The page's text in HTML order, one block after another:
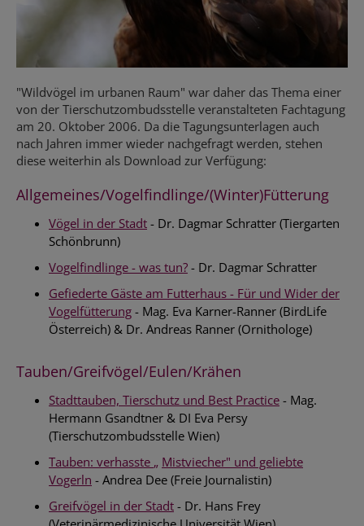
"Wildvögel im urbanen Raum" war daher das Thema einer
von der Tierschutzombudsstelle veranstalteten Fachtagung
am 20. Oktober 2006. Da die Tagungsunterlagen auch
nach Jahren immer wieder nachgefragt werden, stehen
diese weiterhin als Download zur Verfügung:
Allgemeines/Vogelfindlinge/(Winter)Fütterung
Vögel in der Stadt - Dr. Dagmar Schratter (Tiergarten
Schönbrunn)
Vogelfindlinge - was tun? - Dr. Dagmar Schratter
Gefiederte Gäste am Futterhaus - Für und Wider der
Vogelfütterung - Mag. Eva Karner-Ranner (BirdLife
Österreich) & Dr. Andreas Ranner (Ornithologe)
Tauben/Greifvögel/Eulen/Krähen
Stadttauben, Tierschutz und Best Practice - Mag.
Hermann Gsandtner & DI Eva Persy
(Tierschutzombudsstelle Wien)
Tauben: verhasste „ Mistviecher" und geliebte
Vogerln - Andrea Dee (Freie Journalistin)
Greifvögel in der Stadt - Dr. Hans Frey